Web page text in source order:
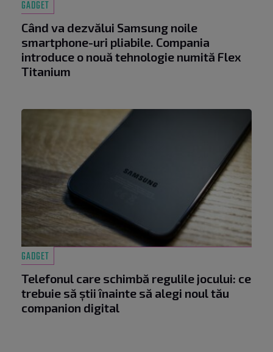
GADGET
Când va dezvălui Samsung noile
smartphone-uri pliabile. Compania
introduce o nouă tehnologie numită Flex
Titanium
GADGET
Telefonul care schimbă regulile jocului: ce
trebuie să știi înainte să alegi noul tău
companion digital